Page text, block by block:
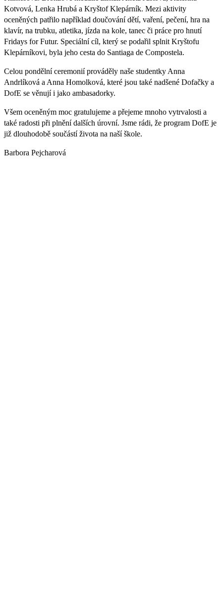
Kotvová, Lenka Hrubá a Kryštof Klepárník. Mezi aktivity
oceněných patřilo například doučování dětí, vaření, pečení, hra na
klavír, na trubku, atletika, jízda na kole, tanec či práce pro hnutí
Fridays for Futur. Speciální cíl, který se podařil splnit Kryštofu
Klepárníkovi, byla jeho cesta do Santiaga de Compostela.
Celou pondělní ceremonií prováděly naše studentky Anna
Andrlíková a Anna Homolková, které jsou také nadšené Dofačky a
DofE se věnují i jako ambasadorky.
Všem oceněným moc gratulujeme a přejeme mnoho vytrvalosti a
také radosti při plnění dalších úrovní. Jsme rádi, že program DofE je
již dlouhodobě součástí života na naší škole.
Barbora Pejcharová